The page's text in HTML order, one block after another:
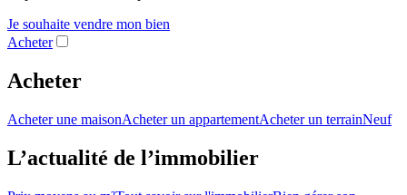
Je souhaite vendre mon bien
Acheter
Acheter
Acheter une maisonAcheter un appartementAcheter un terrainNeuf
L’actualité de l’immobilier